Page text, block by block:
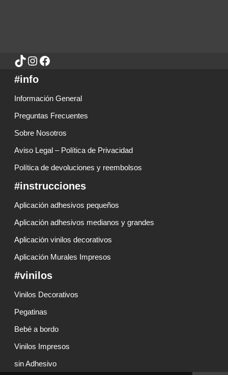
#info
Información General
Preguntas Frecuentes
Sobre Nosotros
Aviso Legal – Política de Privacidad
Política de devoluciones y reembolsos
#instrucciones
Aplicación adhesivos pequeños
Aplicación adhesivos medianos y grandes
Aplicación vinilos decorativos
Aplicación Murales Impresos
#vinilos
Vinilos Decorativos
Pegatinas
Bebé a bordo
Vinilos Impresos
sin Adhesivo